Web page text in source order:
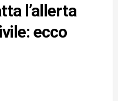
l’allerta
ecco